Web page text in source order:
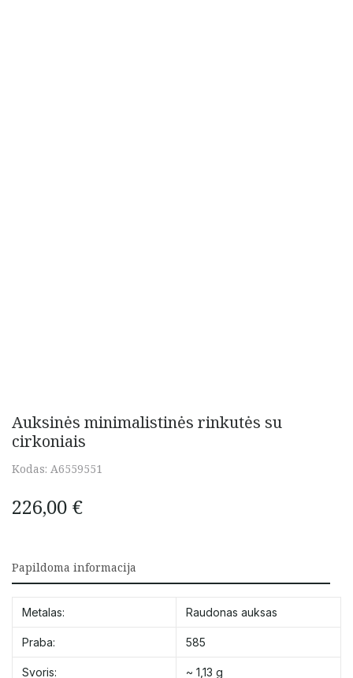
Auksinės minimalistinės rinkutės su
cirkoniais
Kodas: A6559551
226,00 €
Papildoma informacija
Metalas: Raudonas auksas
Praba: 585
Svoris: ~ 1,13 g